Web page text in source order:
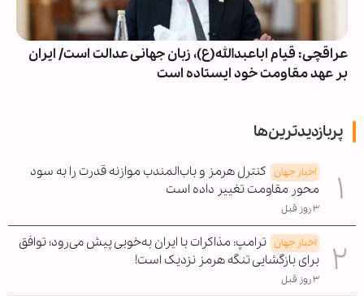
عراقچی: قیام اباعبدالله(ع)، زبان جهانی عدالت است/ ایران
بر عهد مقاومت خود ایستاده است
پربازدیدترین‌ها
اخبار جهان کنترل هرمز و باب‌المندب موازنه قدرت را به سود
محور مقاومت تغییر داده است
۳ روز قبل
اخبار جهان ترامپ: مذاکرات با ایران به‌خوبی پیش می‌رود؛ توافق
برای بازگشایی تنگه هرمز نزدیک است!
۳ روز قبل